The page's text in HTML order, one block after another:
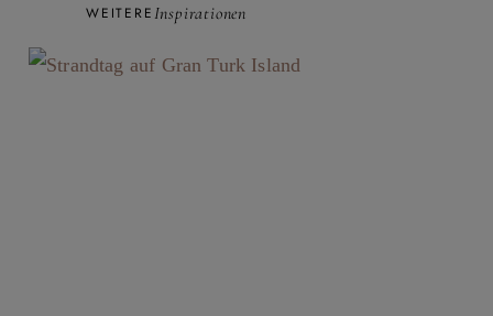
WEITERE Inspirationen